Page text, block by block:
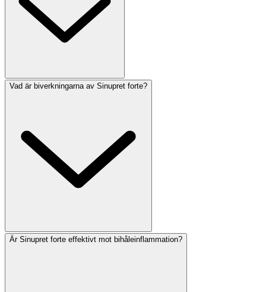
Vad är biverkningarna av Sinupret forte?
Är Sinupret forte effektivt mot bihåleinflammation?